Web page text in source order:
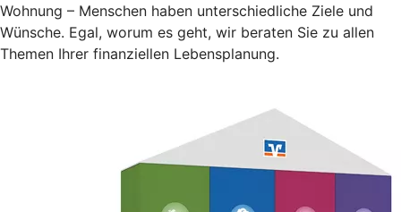
Wohnung – Menschen haben unterschiedliche Ziele und
Wünsche. Egal, worum es geht, wir beraten Sie zu allen
Themen Ihrer finanziellen Lebensplanung.